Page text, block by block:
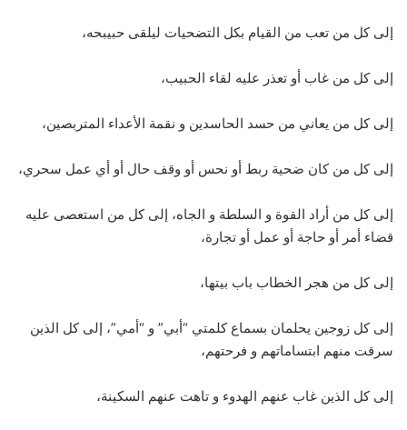
إلى كل من تعب من القيام بكل التضحيات ليلقى حبيبحه،
إلى كل من غاب أو تعذر عليه لقاء الحبيب،
إلى كل من يعاني من حسد الحاسدين و نقمة الأعداء المتربصين،
إلى كل من كان ضحية ربط أو نحس أو وقف حال أو أي عمل سحري،
إلى كل من أراد القوة و السلطة و الجاه، إلى كل من استعصى عليه
قضاء أمر أو حاجة أو عمل أو تجارة،
إلى كل من هجر الخطاب باب بيتها،
إلى كل زوجين يحلمان بسماع كلمتي “أبي” و “أمي”، إلى كل الذين
سرقت منهم ابتساماتهم و فرحتهم،
إلى كل الذين غاب عنهم الهدوء و تاهت عنهم السكينة،